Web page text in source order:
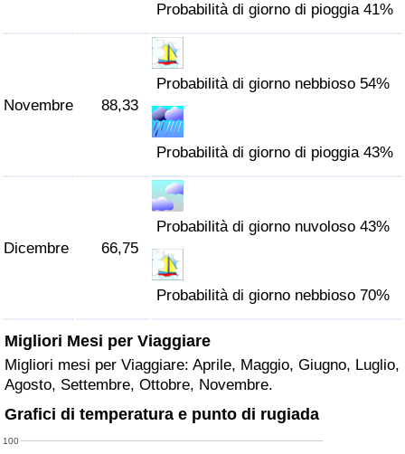
Probabilità di giorno di pioggia 41%
Novembre 88,33
Probabilità di giorno nebbioso 54%
Probabilità di giorno di pioggia 43%
Dicembre 66,75
Probabilità di giorno nuvoloso 43%
Probabilità di giorno nebbioso 70%
Migliori Mesi per Viaggiare
Migliori mesi per Viaggiare: Aprile, Maggio, Giugno, Luglio,
Agosto, Settembre, Ottobre, Novembre.
Grafici di temperatura e punto di rugiada
100